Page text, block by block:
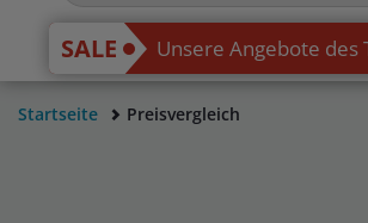
SALE Unsere Angebote des
Startseite Preisvergleich